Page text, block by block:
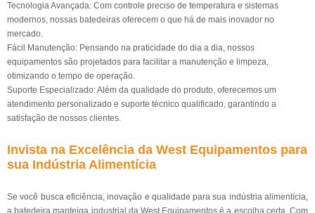
Tecnologia Avançada: Com controle preciso de temperatura e sistemas
modernos, nossas batedeiras oferecem o que há de mais inovador no
mercado.
Fácil Manutenção: Pensando na praticidade do dia a dia, nossos
equipamentos são projetados para facilitar a manutenção e limpeza,
otimizando o tempo de operação.
Suporte Especializado: Além da qualidade do produto, oferecemos um
atendimento personalizado e suporte técnico qualificado, garantindo a
satisfação de nossos clientes.
Invista na Excelência da West Equipamentos para
sua Indústria Alimentícia
Se você busca eficiência, inovação e qualidade para sua indústria alimentícia,
a batedeira manteiga industrial da West Equipamentos é a escolha certa. Com